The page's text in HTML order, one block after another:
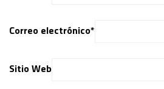
Correo electrónico*
Sitio Web